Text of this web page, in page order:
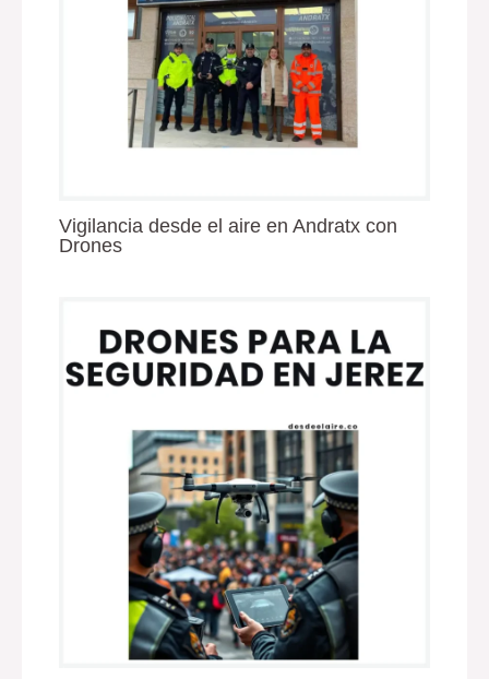
Vigilancia desde el aire en Andratx con
Drones